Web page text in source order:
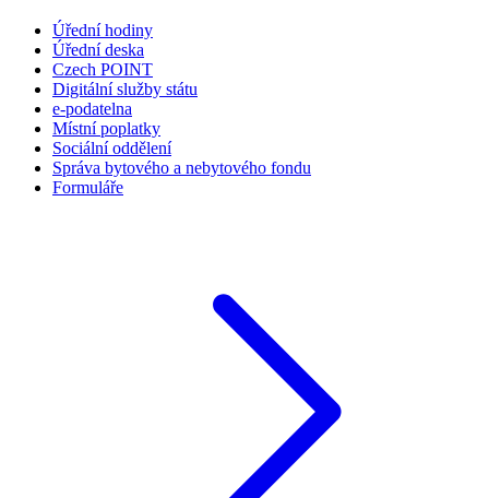
Úřední hodiny
Úřední deska
Czech POINT
Digitální služby státu
e-podatelna
Místní poplatky
Sociální oddělení
Správa bytového a nebytového fondu
Formuláře